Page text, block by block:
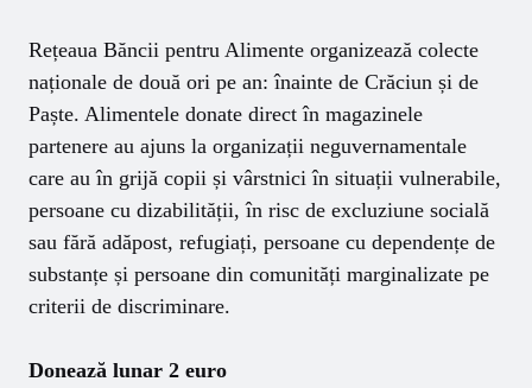
Rețeaua Băncii pentru Alimente organizează colecte
naționale de două ori pe an: înainte de Crăciun și de
Paște. Alimentele donate direct în magazinele
partenere au ajuns la organizații neguvernamentale
care au în grijă copii și vârstnici în situații vulnerabile,
persoane cu dizabilității, în risc de excluziune socială
sau fără adăpost, refugiați, persoane cu dependențe de
substanțe și persoane din comunități marginalizate pe
criterii de discriminare.
Donează lunar 2 euro